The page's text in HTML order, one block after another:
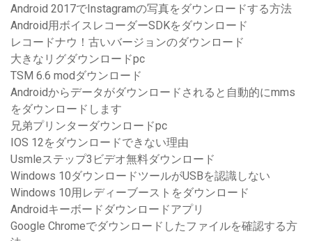
Android 2017でInstagramの写真をダウンロードする方法
Android用ボイスレコーダーSDKをダウンロード
レコードナウ！古いバージョンのダウンロード
大きなリグダウンロードpc
TSM 6.6 modダウンロード
Androidからデータがダウンロードされると自動的にmms
をダウンロードします
兄弟プリンターダウンロードpc
IOS 12をダウンロードできない理由
Usmleステップ3ビデオ無料ダウンロード
Windows 10ダウンロードツールがUSBを認識しない
Windows 10用レディーブーストをダウンロード
Androidキーボードダウンロードアプリ
Google Chromeでダウンロードしたファイルを確認する方